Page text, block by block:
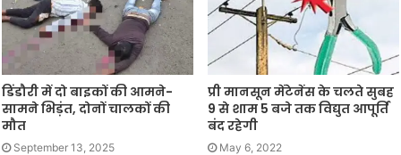
डिंडौरी में दो बाइकों की आमने-
सामने भिड़ंत, दोनों चालकों की
मौत
September 13, 2025
प्री मानसून मेंटेनेंस के चलते सुबह
9 से शाम 5 बजे तक विद्युत आपूर्ति
बंद रहेगी
May 6, 2022